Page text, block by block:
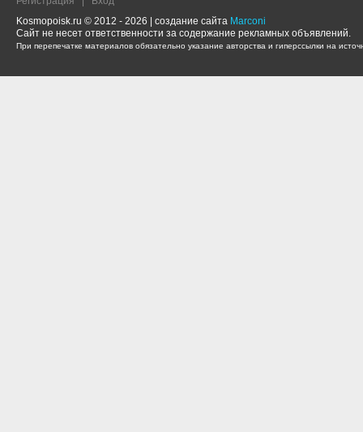
Kosmopoisk.ru © 2012 - 2026 | создание сайта Marconi
Сайт не несет ответственности за содержание рекламных объявлений.
При перепечатке материалов обязательно указание авторства и гиперссылки на